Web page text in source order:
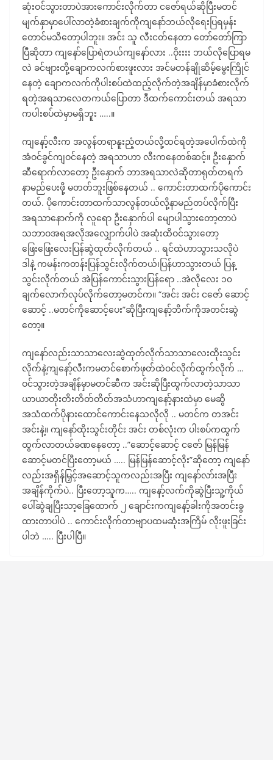
ဆုံးဝင်သွားတာပဲအားကောင်းလိုက်တာ ငဇော်ရယ်ဆိုပြီးမတင်
မျက်နှာမှာပေါ်လာတဲ့ခံစားချက်ကိုကျနော်ဘယ်လိုရေးပြရမှန်း
တောင်မသိတော့ပါဘူး။ အင်း သူ လီးငတ်နေတာ တော်တော်ကြာ
ပြီဆိုတာ ကျနော်ပြောရဲတယ်ကျနော်လား ..ဝိုးးးး ဘယ်လိုပြောရမ
လဲ ခင်ဗျားတို့ချောကလက်စားဖူးလား အင်မတန်ချိုဆိမ့်မွေးကြိုင်
နေတဲ့ ချောကလက်ကိုပါးစပ်ထဲထည့်လိုက်တဲ့အချိန်မှာခံစားလိုက်
ရတဲ့အရသာလေတကယ်ပြောတာ ဒီထက်ကောင်းတယ် အရသာ
ကပါးစပ်ထဲမှာမရှိဘူး …..။
ကျနော့်လီးက အလွန်တရာနူးညံ့တယ်လို့ထင်ရတဲ့အပေါက်ထဲကို
အံဝင်ခွင်ကျဝင်နေတဲ့ အရသာဟာ လီးကနေတစ်ဆင့်။ ဦးနှောက်
ဆီရောက်လာတော့ ဦးနှောက် ဘာအရသာလဲဆိုတာရုတ်တရက်
နာမည်ပေးဖို့ မတတ်ဘူးဖြစ်နေတယ် .. ကောင်းတာထက်ပိုကောင်း
တယ်. ပိုကောင်းတာထက်သာလွန်တယ်လို့နာမည်တပ်လိုက်ပြီး
အရသာနောက်ကို လူရော ဦးနှောက်ပါ မျောပါသွားတော့တာပဲ
သဘာဝအရအလိုအလျှောက်ပါပဲ အဆုံးထိဝင်သွားတော့
ဖြေးဖြေးလေးပြန်ဆွဲထုတ်လိုက်တယ် .. ရင်ထဲဟာသွားသလိုပဲ
ဒါနဲ့ ကမန်းကတန်းပြန်သွင်းလိုက်တယ်၊ပြန်ဟာသွားတယ် ပြန့
သွင်းလိုက်တယ် အဲပြန်ကောင်းသွားပြန်ရော ..အဲလိုလေး ၁၀
ချက်လောက်လုပ်လိုက်တော့မတင်က။ “အင်း အင်း ငဇော် ဆောင့်
ဆောင့် ..မတင်ကိုဆောင့်ပေး”ဆိုပြီးကျနော့်ဘိက်ကိုအတင်းဆွဲ
တော့။
ကျနော်လည်းသာသာလေးဆွဲထုတ်လိုက်သာသာလေးထိုးသွင်း
လိုက်နဲ့ကျနော့်လီးကမတင်စောက်ဖုတ်ထဲဝင်လိုက်ထွက်လိုက် …
ဝင်သွားတဲ့အချိန်မှာမတင်ဆီက အင်းဆိုပြီးထွက်လာတဲ့သာသာ
ယာယာတိုးတိးတိတ်တိတ်အသံဟာကျနော့်နားထဲမှာ မေဆွိ
အသံထက်ပိုနားထောင်ကောင်းနေသလိုလို .. မတင်က တအင်း
အင်းနဲ့။ ကျနော်ထိုးသွင်းတိုင်း အင်း တစ်လုံးက ပါးစပ်ကထွက်
ထွက်လာတယ်ခဏနေတော့ ..”ဆောင့်ဆောင့် ငဇော် မြန်မြန်
ဆောင့်မတင်ပြီးတော့မယ် ….. မြန်မြန်ဆောင့်လိုး”ဆိုတော့ ကျနော်
လည်းအရှိန်မြှင့်အဆောင့်သူကလည်းအပြီး ကျနော်လာ်းအပြီး
အချိန်ကိုက်ပဲ.. ပြီးတော့သူက….. ကျနော့်လက်ကိုဆွဲပြီးသူ့ကိုယ်
ပေါ်ဆွဲချပြီးသာ့ခြေထောက် ၂ ချောင်းကကျနော့်ခါးကိုအတင်းခွ
ထားတာပါပဲ .. ကောင်းလိုက်တာဗျာပထမဆုံးအကြိမ် လိုးဖူးခြင်း
ပါဘဲ ….. ပြီးပါပြီ။